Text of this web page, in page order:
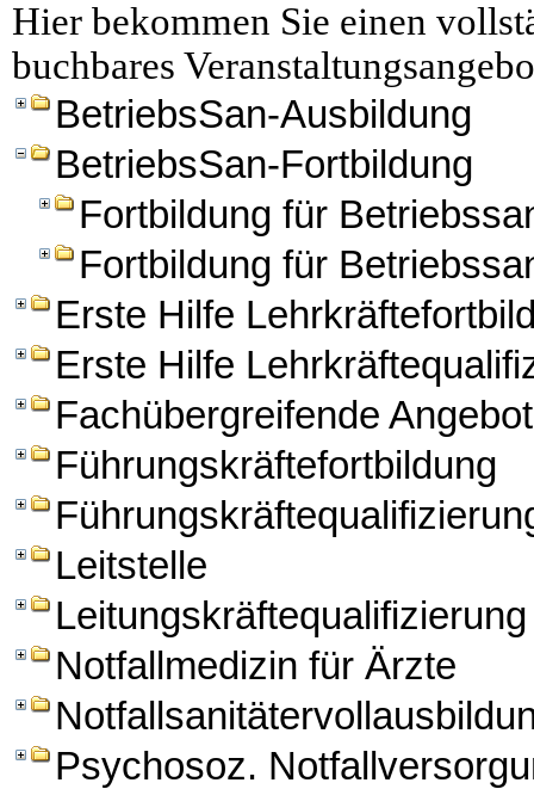
Hier bekommen Sie einen
buchbares
BetriebsSan-Ausbildung
BetriebsSan-Fortbildung
Fortbildung für
Fortbildung für
Erste Hilfe
Erste Hilfe
Fachübergreifende
Führungskräftefortbildung
Leitstelle
Leitungskräftequalifizierung
Notfallmedizin für Ärzte
Psychosoz.